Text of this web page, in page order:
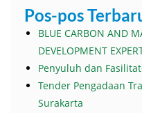
Pos-pos
BLUE CARBON AND
DEVELOPMENT
Penyuluh dan
Tender Pengadaan
Surakarta